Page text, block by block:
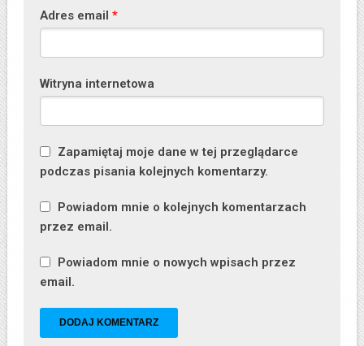
Adres email *
Witryna internetowa
Zapamiętaj moje dane w tej przeglądarce
podczas pisania kolejnych komentarzy.
Powiadom mnie o kolejnych komentarzach
przez email.
Powiadom mnie o nowych wpisach przez
email.